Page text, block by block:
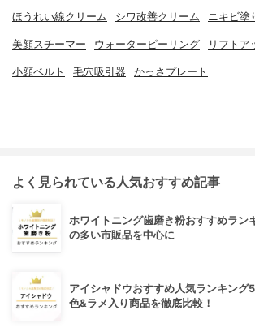
ほうれい線クリーム シワ改善クリーム ニキビ塗
美顔スチーマー ウォーターピーリング リフトア
小顔ベルト 毛穴吸引器 かっさプレート
よく見られている人気おすすめ記事
ホワイトニング歯磨き粉おすすめラン
の多い市販品を中心に
アイシャドウおすすめ人気ランキング
色&ラメ入り商品を徹底比較！